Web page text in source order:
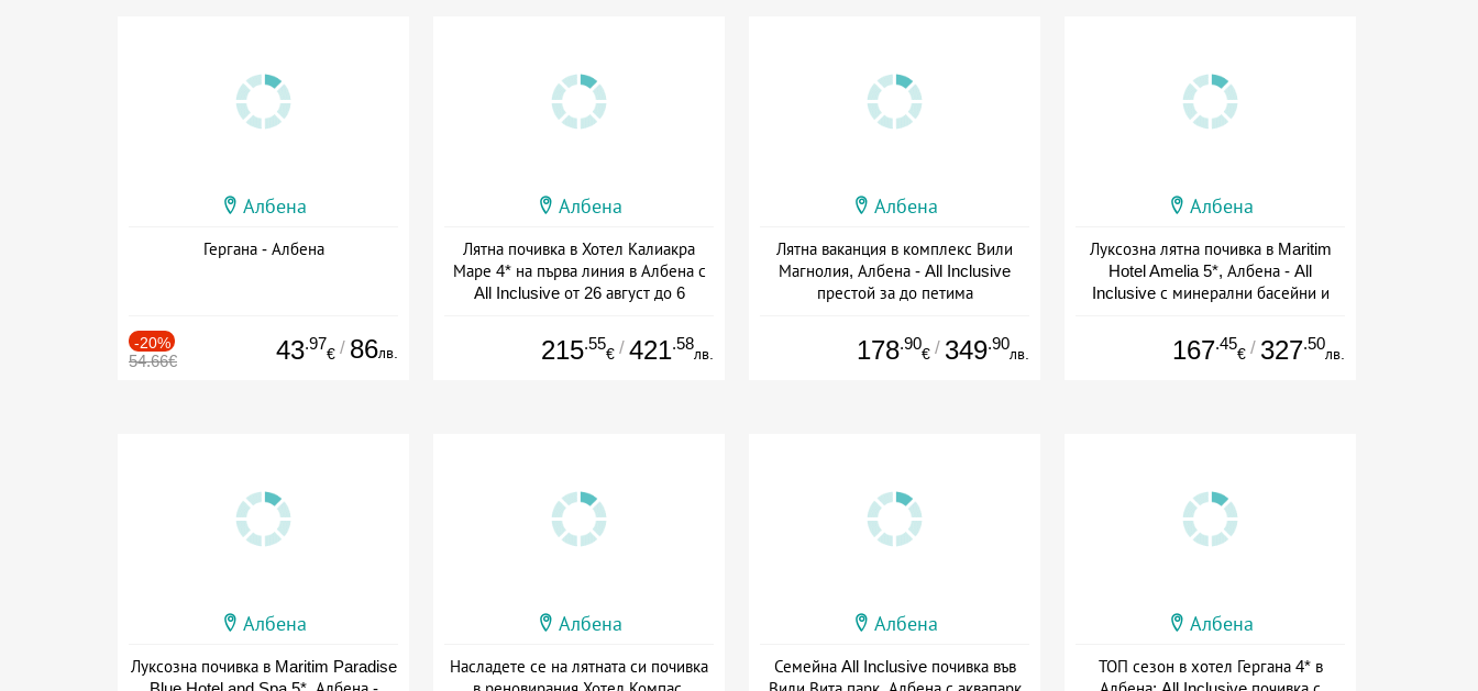
Албена
Гергана - Албена
-20%
54.66€ 43.97
€ / 86лв.
Албена
Лятна почивка в Хотел Калиакра
Маре 4* на първа линия в Албена с
All Inclusive от 26 август до 6
+ all inclusive
215.55
€ / 421.58
лв.
Албена
Лятна ваканция в комплекс Вили
Магнолия, Албена - All Inclusive
престой за до петима
178.90
€ / 349.90
лв.
Албена
Луксозна лятна почивка в Maritim
Hotel Amelia 5*, Албена - All
Inclusive с минерални басейни и
+ all inclusive
167.45
€ / 327.50
лв.
Албена
Луксозна почивка в Maritim Paradise
Албена
Насладете се на лятната си почивка
Албена
Семейна All Inclusive почивка във
Албена
ТОП сезон в хотел Гергана 4* в